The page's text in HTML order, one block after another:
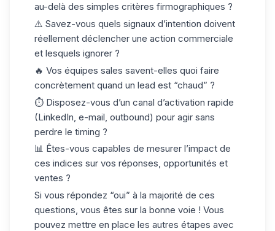
au-delà des simples critères firmographiques ?
⚠️ Savez-vous quels signaux d’intention doivent
réellement déclencher une action commerciale
et lesquels ignorer ?
🔥 Vos équipes sales savent-elles quoi faire
concrètement quand un lead est “chaud” ?
⏱️ Disposez-vous d’un canal d’activation rapide
(LinkedIn, e-mail, outbound) pour agir sans
perdre le timing ?
📊 Êtes-vous capables de mesurer l’impact de
ces indices sur vos réponses, opportunités et
ventes ?
Si vous répondez “oui” à la majorité de ces
questions, vous êtes sur la bonne voie ! Vous
pouvez mettre en place les autres étapes avec